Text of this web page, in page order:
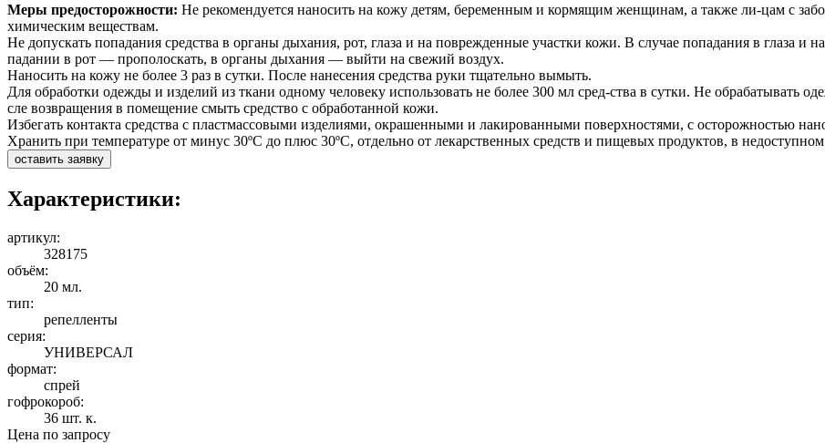
Меры предосторожности: Не рекомендуется наносить на кожу детям, беременным и кормящим женщинам, а также ли-цам с
химическим веществам.
Не допускать попадания средства в органы дыхания, рот, глаза и на поврежденные участки кожи. В случае попадания в глаза
падании в рот — прополоскать, в органы дыхания — выйти на свежий воздух.
Наносить на кожу не более 3 раз в сутки. После нанесения средства руки тщательно вымыть.
Для обработки одежды и изделий из ткани одному человеку использовать не более 300 мл сред-ства в сутки. Не обрабатывать
сле возвращения в помещение смыть средство с обработанной кожи.
Избегать контакта средства с пластмассовыми изделиями, окрашенными и лакированными поверхностями, с осторожностью
Хранить при температуре от минус 30ºС до плюс 30ºС, отдельно от лекарственных средств и пищевых продуктов, в недоступном
оставить заявку
Характеристики:
артикул:
328175
объём:
20 мл.
тип:
репелленты
серия:
УНИВЕРСАЛ
формат:
спрей
гофрокороб:
36 шт. к.
Цена по запросу